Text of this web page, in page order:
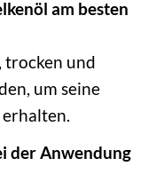
am besten
trocken und
um seine
der Anwendung